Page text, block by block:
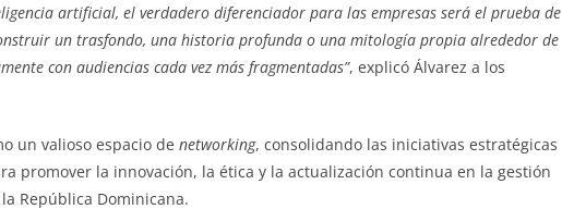
artificial, el verdadero diferenciador para las empresas será el prueba de
un trasfondo, una historia profunda o una mitología propia alrededor de
con audiencias cada vez más fragmentadas”, explicó Álvarez a los
un valioso espacio de networking, consolidando las iniciativas estratégicas
promover la innovación, la ética y la actualización continua en la gestión
República Dominicana.